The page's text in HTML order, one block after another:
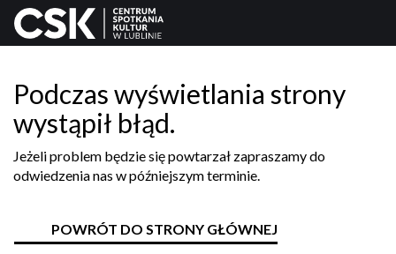
Podczas wyświetlania strony
wystąpił błąd.
Jeżeli problem będzie się powtarzał zapraszamy do
odwiedzenia nas w późniejszym terminie.
POWRÓT DO STRONY GŁÓWNEJ